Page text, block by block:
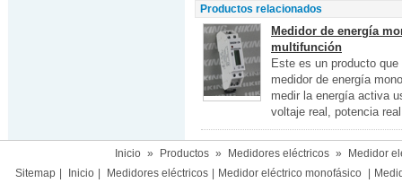
Productos relacionados
Medidor de energía
multifunción
Este es un producto
medidor de energía
medir la energía activa
voltaje real, potencia
Inicio » Productos » Medidores eléctricos »
Medidor
Sitemap | Inicio | Medidores eléctricos | Medidor eléctrico monofásico |